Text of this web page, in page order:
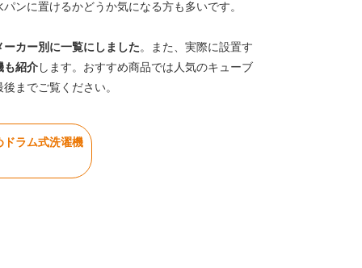
ンに置けるかどうか気になる方も多いです。
カー別に一覧にしました。また、実際に設置す
も紹介 します。おすすめ商品では人気のキューブ
までご覧ください。
ドラム式洗濯機